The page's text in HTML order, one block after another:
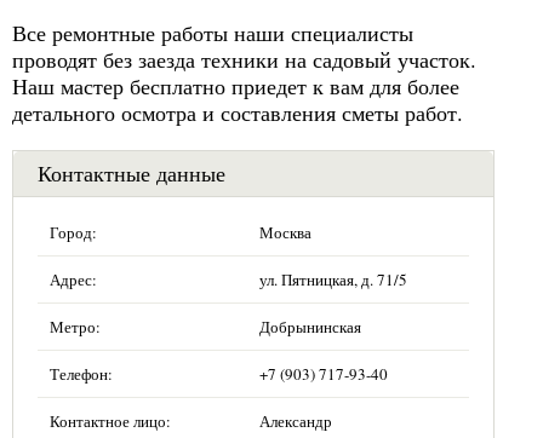
Все ремонтные работы наши специалисты
проводят без заезда техники на садовый участок.
Наш мастер бесплатно приедет к вам для более
детального осмотра и составления сметы работ.
Контактные данные
Город: Москва
Адрес: ул. Пятницкая, д. 71/5
Метро: Добрынинская
Телефон: +7 (903) 717-93-40
Контактное лицо: Александр